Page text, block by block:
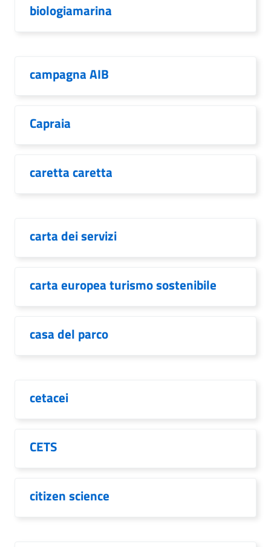
biologiamarina
campagna AIB
Capraia
caretta caretta
carta dei servizi
carta europea turismo sostenibile
casa del parco
cetacei
CETS
citizen science